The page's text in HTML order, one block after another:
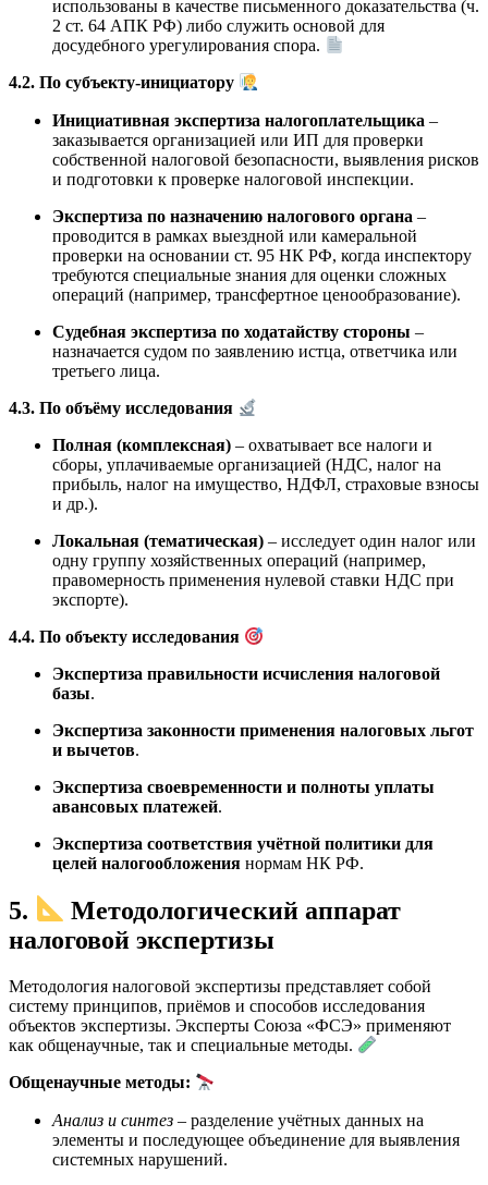
использованы в качестве письменного доказательства (ч.
2 ст. 64 АПК РФ) либо служить основой для
досудебного урегулирования спора.
4.2. По субъекту-инициатору
Инициативная экспертиза налогоплательщика –
заказывается организацией или ИП для проверки
собственной налоговой безопасности, выявления рисков
и подготовки к проверке налоговой инспекции.
Экспертиза по назначению налогового органа –
проводится в рамках выездной или камеральной
проверки на основании ст. 95 НК РФ, когда инспектору
требуются специальные знания для оценки сложных
операций (например, трансфертное ценообразование).
Судебная экспертиза по ходатайству стороны –
назначается судом по заявлению истца, ответчика или
третьего лица.
4.3. По объёму исследования
Полная (комплексная) – охватывает все налоги и
сборы, уплачиваемые организацией (НДС, налог на
прибыль, налог на имущество, НДФЛ, страховые взносы
и др.).
Локальная (тематическая) – исследует один налог или
одну группу хозяйственных операций (например,
правомерность применения нулевой ставки НДС при
экспорте).
4.4. По объекту исследования
Экспертиза правильности исчисления налоговой
базы.
Экспертиза законности применения налоговых льгот
и вычетов.
Экспертиза своевременности и полноты уплаты
авансовых платежей.
Экспертиза соответствия учётной политики для
целей налогообложения нормам НК РФ.
5.
Методологический аппарат
налоговой экспертизы
Методология налоговой экспертизы представляет собой
систему принципов, приёмов и способов исследования
объектов экспертизы. Эксперты Союза «ФСЭ» применяют
как общенаучные, так и специальные методы.
Общенаучные методы:
Анализ и синтез – разделение учётных данных на
элементы и последующее объединение для выявления
системных нарушений.